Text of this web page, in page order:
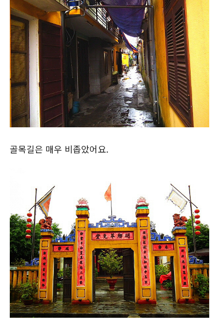
골목길은 매우 비좁았어요.